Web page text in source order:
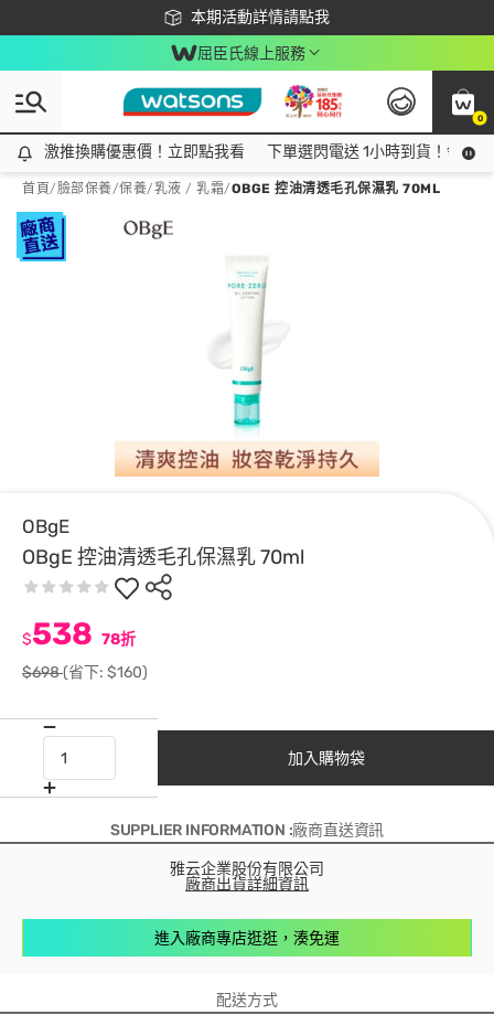
本期活動詳情請點我
下載app最高回饋$350
屈臣氏線上服務
0
激推換購優惠價！立即點我看
激推換購優惠價！立即點我看 下單選閃電送 1小時到貨！領神
首頁/臉部保養/保養/乳液 / 乳霜/OBGE 控油清透毛孔保濕乳 70ML
OBgE
OBgE 控油清透毛孔保濕乳 70ml
$538 78折
$698(省下: $160)
加入購物袋
SUPPLIER INFORMATION :廠商直送資訊
雅云企業股份有限公司
廠商出貨詳細資訊
進入廠商專店逛逛，湊免運
配送方式